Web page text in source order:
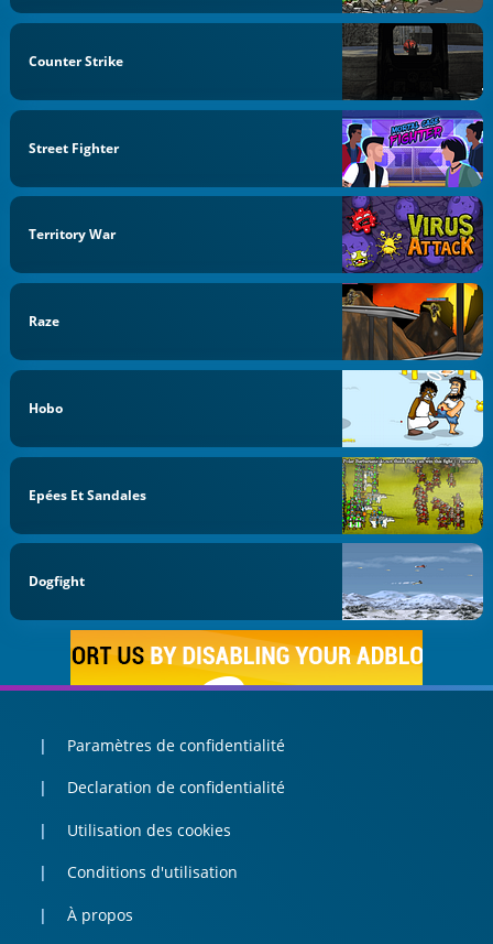
Counter Strike
Street Fighter
Territory War
Raze
Hobo
Epées Et Sandales
Dogfight
Paramètres de confidentialité
Declaration de confidentialité
Utilisation des cookies
Conditions d'utilisation
À propos